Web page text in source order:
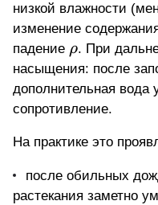
низкой влажности
изменение
падение \rho
ρ. При
насыщения: после
дополнительная вода
сопротивление.
На практике это
после обильных
растекания заметно